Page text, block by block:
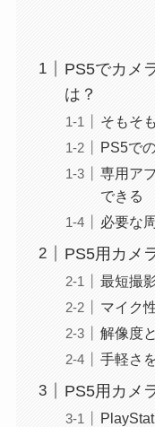
PS5でカメ
は？
そもそ
PS5で
専用ア
できる
必要な
PS5用カメ
最短撮
マイク
解像度
手軽さ
PS5用カメ